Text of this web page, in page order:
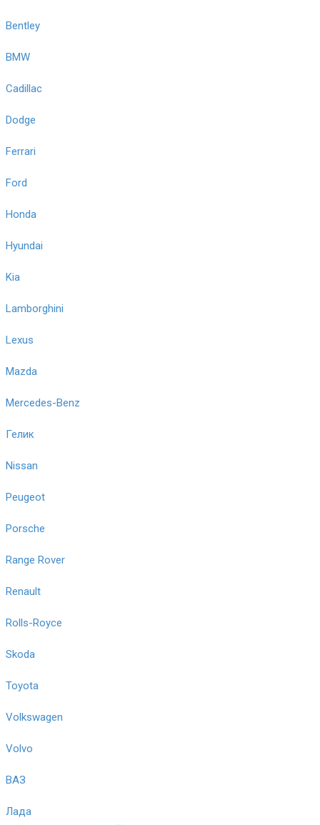
Bentley
BMW
Cadillac
Dodge
Ferrari
Ford
Honda
Hyundai
Kia
Lamborghini
Lexus
Mazda
Mercedes-Benz
Гелик
Nissan
Peugeot
Porsche
Range Rover
Renault
Rolls-Royce
Skoda
Toyota
Volkswagen
Volvo
ВАЗ
Лада